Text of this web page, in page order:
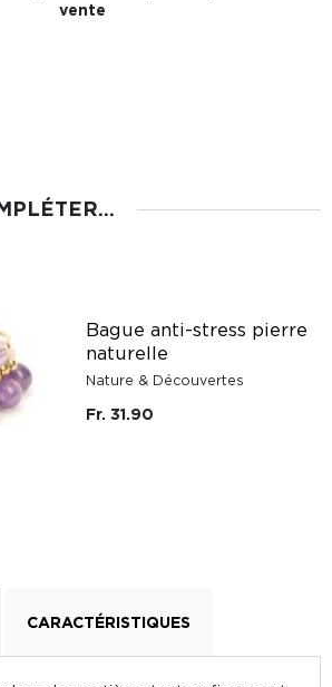
vente
Bague anti-stress pierre
naturelle
Nature & Découvertes
Fr. 31.90
CARACTÉRISTIQUES